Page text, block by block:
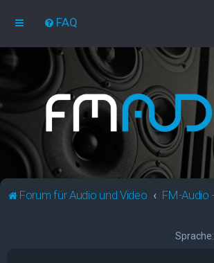
FAQ
Forum für Audio und Video
Sprache: